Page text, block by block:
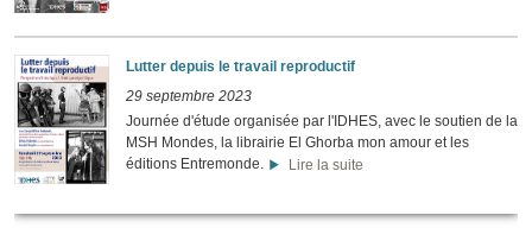
Lutter depuis le travail reproductif
29 septembre 2023
Journée d'étude organisée par l'IDHES, avec le soutien de la
MSH Mondes, la librairie El Ghorba mon amour et les
éditions Entremonde.
Lire la suite